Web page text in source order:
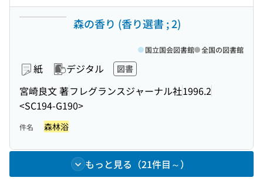
森の香り (香り選書 ; 2)
紙 デジタル 図書
宮崎良文 著フレグランスジャーナル社1996.2
<SC194-G190>
国立国会図書館 全国の図書館
件名 森林浴
もっと見る（21件目～）